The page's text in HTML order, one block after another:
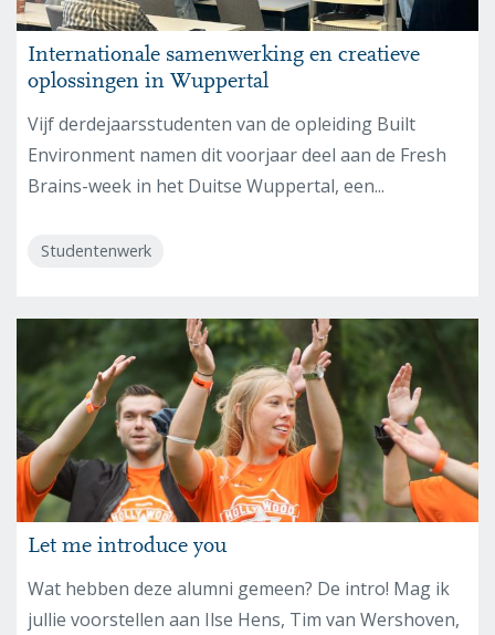
Internationale samenwerking en creatieve
oplossingen in Wuppertal
Vijf derdejaarsstudenten van de opleiding Built
Environment namen dit voorjaar deel aan de Fresh
Brains-week in het Duitse Wuppertal, een...
Studentenwerk
Let me introduce you
Wat hebben deze alumni gemeen? De intro! Mag ik
jullie voorstellen aan Ilse Hens, Tim van Wershoven,